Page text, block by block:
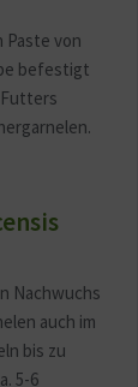
Paste von
befestigt
Nachwuchs
auch im
bis zu
5-6